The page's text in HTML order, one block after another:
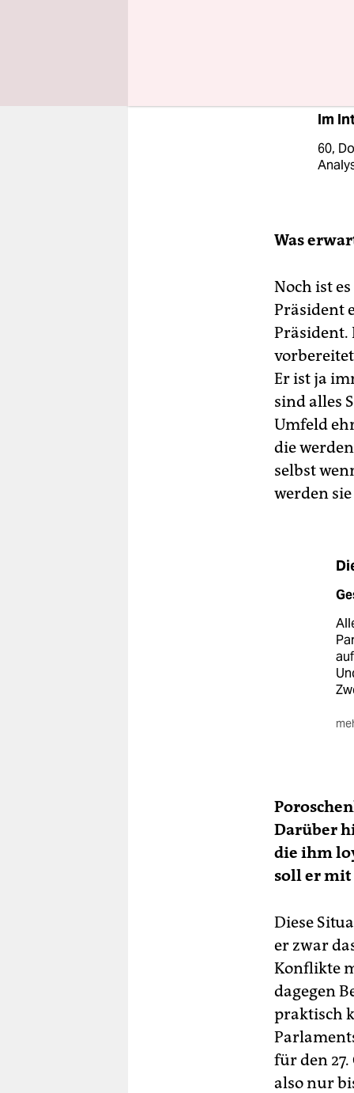
Im
60,
Was
Noch ist
Präsident
Präsident.
Er ist ja
sind alles
Umfeld
die
selbst
werden
Darüber
die ihm
soll er mit
Diese
er zwar
Konflikte
dagegen
praktisch
für den
also nur